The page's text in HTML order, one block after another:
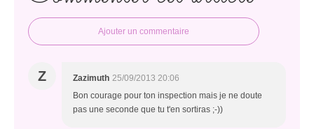
Ajouter un commentaire
Z Zazimuth 25/09/2013 20:06
Bon courage pour ton inspection mais je ne doute
pas une seconde que tu t'en sortiras ;-))